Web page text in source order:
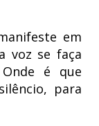
em
voz se faça
é que
para